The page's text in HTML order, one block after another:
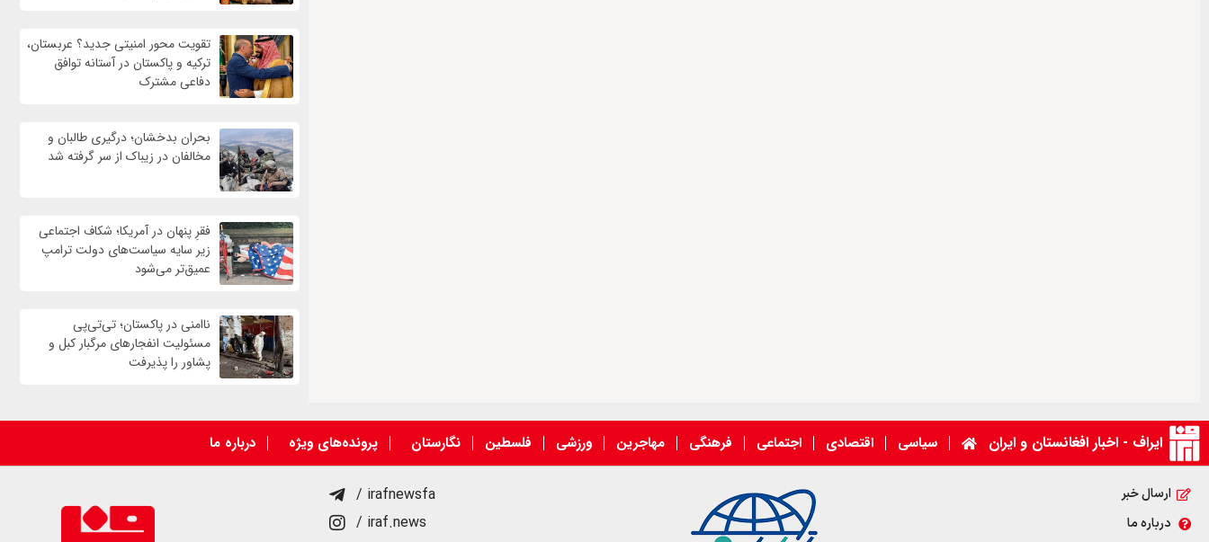
تقویت محور امنیتی جدید؟ عربستان،
ترکیه و پاکستان در آستانه توافق
دفاعی مشترک
بحران بدخشان؛ درگیری طالبان و
مخالفان در زیباک از سر گرفته شد
فقرِ پنهان در آمریکا؛ شکاف اجتماعی
زیر سایه سیاست‌های دولت ترامپ
عمیق‌تر می‌شود
ناامنی در پاکستان؛ تی‌تی‌پی
مسئولیت انفجارهای مرگبار کبل و
پشاور را پذیرفت
ایراف - اخبار افغانستان و ایران سیاسی اقتصادی اجتماعی فرهنگی مهاجرین ورزشی فلسطین نگارستان پرونده‌های ویژه درباره ما
ارسال خبر
درباره ما
/ irafnewsfa
/ iraf.news